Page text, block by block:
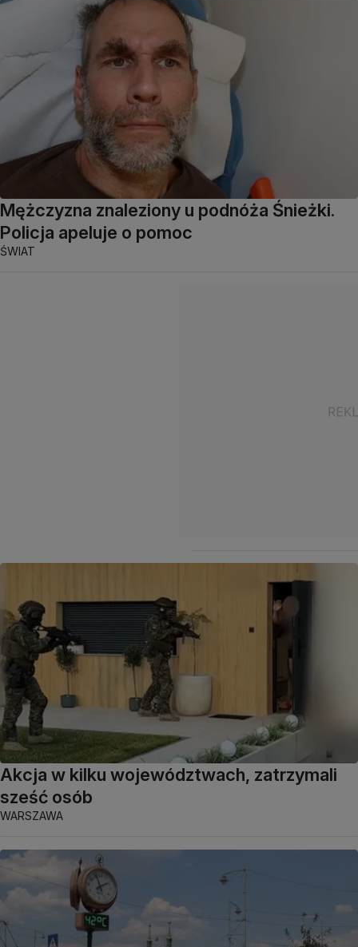
Mężczyzna znaleziony u podnóża Śnieżki.
Policja apeluje o pomoc
ŚWIAT
Akcja w kilku województwach, zatrzymali
sześć osób
WARSZAWA